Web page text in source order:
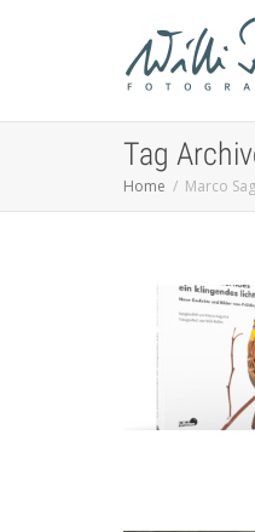
Tag
Home Marco